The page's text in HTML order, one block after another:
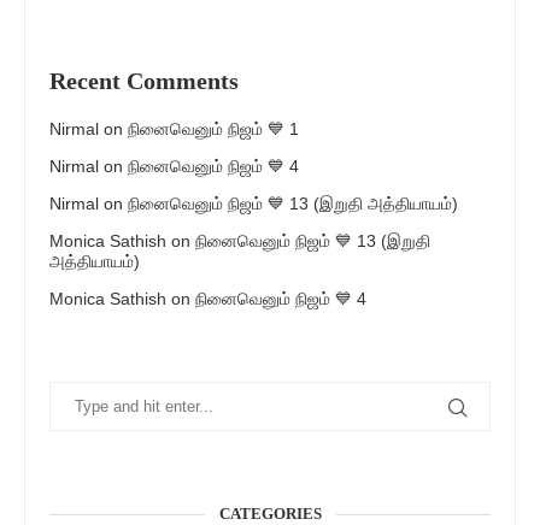
Recent Comments
Nirmal on நினைவெனும் நிஜம் 💙 1
Nirmal on நினைவெனும் நிஜம் 💙 4
Nirmal on நினைவெனும் நிஜம் 💙 13 (இறுதி அத்தியாயம்)
Monica Sathish on நினைவெனும் நிஜம் 💙 13 (இறுதி
அத்தியாயம்)
Monica Sathish on நினைவெனும் நிஜம் 💙 4
CATEGORIES